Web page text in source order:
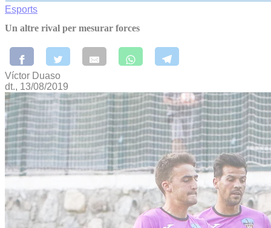
Esports
Un altre rival per mesurar forces
Víctor Duaso
dt., 13/08/2019